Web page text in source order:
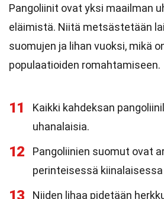
Pangoliinit ovat yksi maailman
eläimistä. Niitä metsästetään
suomujen ja lihan vuoksi, mikä
populaatioiden romahtamiseen.
11
Kaikki kahdeksan
uhanalaisia.
12
Pangoliinien suomut ovat
perinteisessä
13
Niiden lihaa pidetään